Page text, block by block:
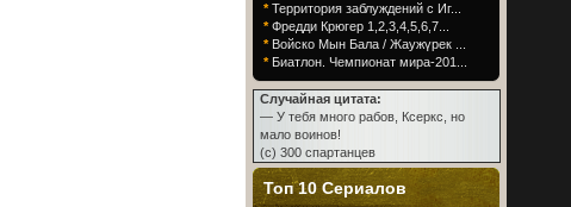
* Территория заблуждений с Иг...
* Фредди Крюгер 1,2,3,4,5,6,7...
* Войско Мын Бала / Жаужүрек ...
* Биатлон. Чемпионат мира-201...
Случайная цитата:
— У тебя много рабов, Ксеркс, но
мало воинов!
(c) 300 спартанцев
Топ 10 Сериалов